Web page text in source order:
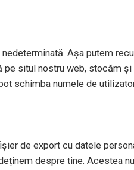
Așa putem
situl nostru web, stocăm
schimba numele de
de export cu datele
despre tine. Acestea